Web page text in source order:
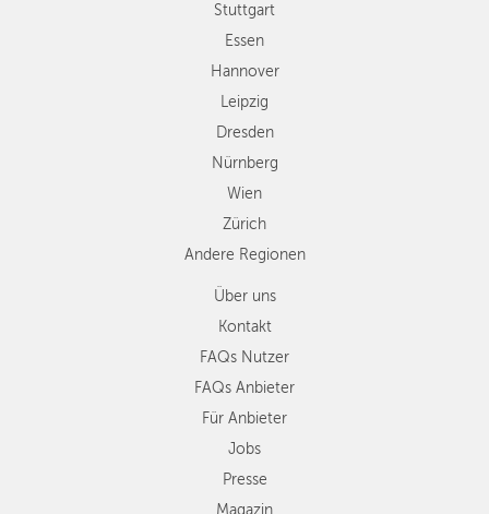
Wien
Zürich
Andere
Regionen
Stuttgart
Essen
Hannover
Leipzig
Dresden
Nürnberg
Wien
Zürich
Andere Regionen
Über uns
Kontakt
FAQs Nutzer
FAQs Anbieter
Für Anbieter
Jobs
Presse
Magazin